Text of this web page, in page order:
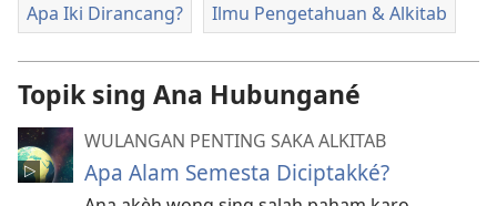
Apa Iki Dirancang? Ilmu Pengetahuan & Alkitab
Topik sing Ana Hubungané
WULANGAN PENTING SAKA ALKITAB
Apa Alam Semesta Diciptakké?